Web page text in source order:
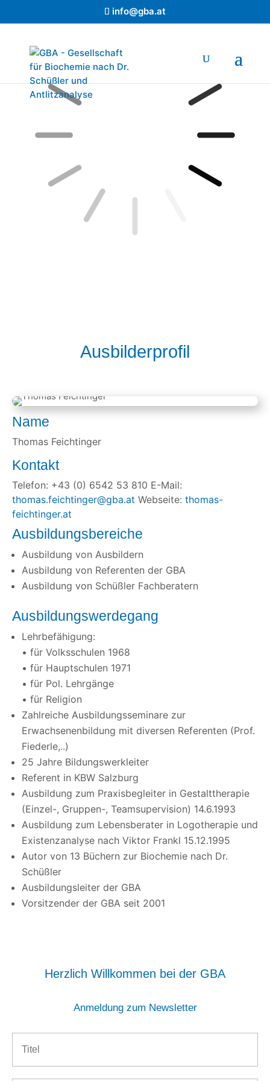
info@gba.at
Ausbilderprofil
Name
Thomas Feichtinger
Kontakt
Telefon: +43 (0) 6542 53 810 E-Mail:
thomas.feichtinger@gba.at Webseite: thomas-
feichtinger.at
Ausbildungsbereiche
Ausbildung von Ausbildern
Ausbildung von Referenten der GBA
Ausbildung von Schüßler Fachberatern
Ausbildungswerdegang
Lehrbefähigung:
• für Volksschulen 1968
• für Hauptschulen 1971
• für Pol. Lehrgänge
• für Religion
Zahlreiche Ausbildungsseminare zur
Erwachsenenbildung mit diversen Referenten (Prof.
Fiederle,..)
25 Jahre Bildungswerkleiter
Referent in KBW Salzburg
Ausbildung zum Praxisbegleiter in Gestalttherapie
(Einzel-, Gruppen-, Teamsupervision) 14.6.1993
Ausbildung zum Lebensberater in Logotherapie und
Existenzanalyse nach Viktor Frankl 15.12.1995
Autor von 13 Büchern zur Biochemie nach Dr.
Schüßler
Ausbildungsleiter der GBA
Vorsitzender der GBA seit 2001
Herzlich Willkommen bei der GBA
Anmeldung zum Newsletter